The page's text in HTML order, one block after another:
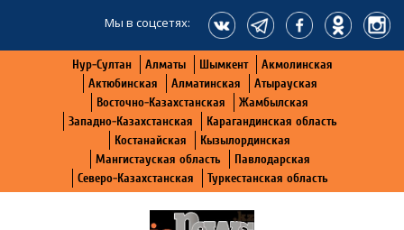
Мы в соцсетях:
Нур-Султан Алматы Шымкент
Акмолинская
Актюбинская
Алматинская
Атырауская
Восточно-Казахстанская
Жамбылская
Западно-Казахстанская
Карагандинская область
Костанайская
Кызылординская
Мангистауская область
Павлодарская
Северо-Казахстанская
Туркестанская область